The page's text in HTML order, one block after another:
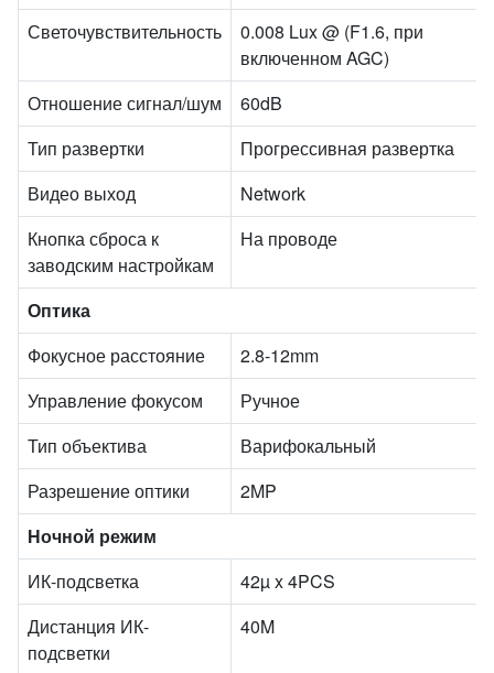
Светочувствительность
0.008 Lux @ (F1.6, при
включенном AGC)
Отношение сигнал/шум
60dB
Тип развертки
Прогрессивная развертка
Видео выход
Network
Кнопка сброса к
заводским настройкам
На проводе
Оптика
Фокусное расстояние
2.8-12mm
Управление фокусом
Ручное
Тип объектива
Варифокальный
Разрешение оптики
2MP
Ночной режим
ИК-подсветка
42µ x 4PCS
Дистанция ИК-
подсветки
40M